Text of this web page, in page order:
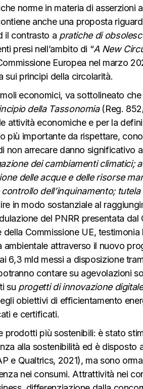
norme in materia di asserzioni
anche una proposta
il contrasto a pratiche di
presi nell’ambito di “A New
Europea nel marzo
sui principi della circolarità.
economici, va sottolineato
della Tassonomia(Reg.
attività economiche e per la
più importante da rispettare,
non arrecare danno significativo
dei cambiamenti climatici;
delle acque e delle risorse
dell’inquinamento;
in modo sostanziale al
del PNRR presentata
Commissione UE,
ambientale attraverso il nuovo
6,3 mld messi a disposizione
contare su agevolazioni
su progetti di innovazione
obiettivi di efficientamento
e certificati.
prodotti più sostenibili: è stato
alla sostenibilità ed è
e Qualtrics, 2021), ma sono
nei consumi. Attrattività nei